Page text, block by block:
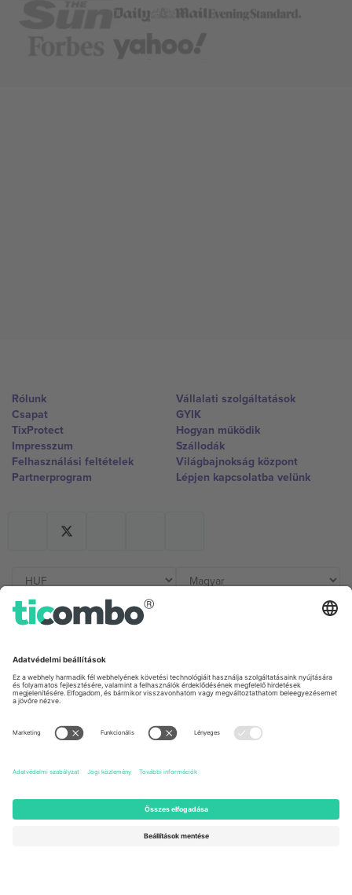
Rólunk
Csapat
TixProtect
Impresszum
Felhasználási feltételek
Partnerprogram
Vállalati szolgáltatások
GYIK
Hogyan működik
Szállodák
Világbajnokság központ
Lépjen kapcsolatba velünk
Germany
Unter den Linden 24, 10117
Berlin, Germany
United Kingdom
167 City Road, London, Greater
Newark, Delaware 19713, United
States
Engelberg, Switzerland